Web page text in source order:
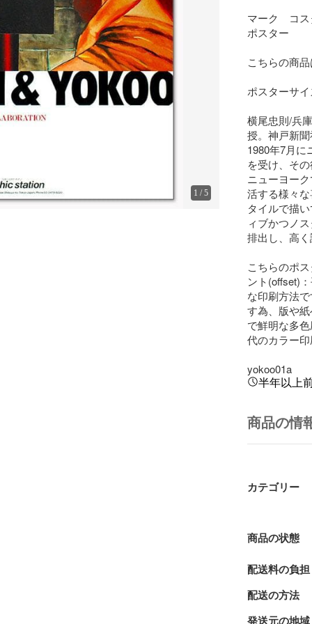
1 /5
マーク　コ
ポスター
こちらの商
ポスターサ
横尾忠則/兵
授。神戸新
1980年7月に
を受け、そ
ニューヨー
活する様々
タイルで描
ィブかつノ
排出し、高
こちらのポ
ント(offset)
な印刷方法
す為、版や
で鮮明な多
代のカラー
yokoo01a
半年以上
商品の情
カテゴリー
商品の状態
配送料の負担
配送の方法
発送元の地域